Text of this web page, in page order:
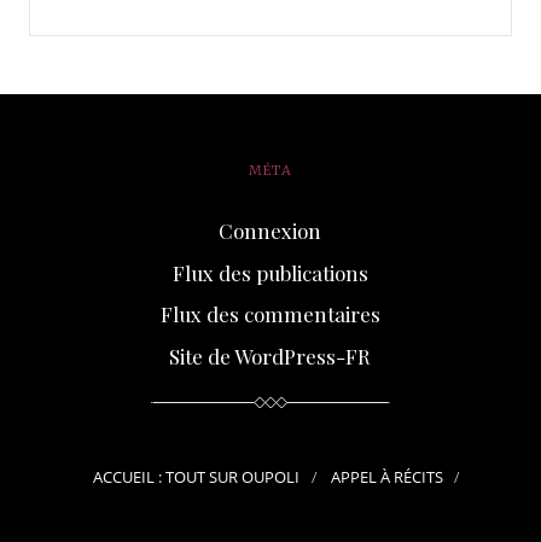
MÉTA
Connexion
Flux des publications
Flux des commentaires
Site de WordPress-FR
ACCUEIL : TOUT SUR OUPOLI APPEL À RÉCITS